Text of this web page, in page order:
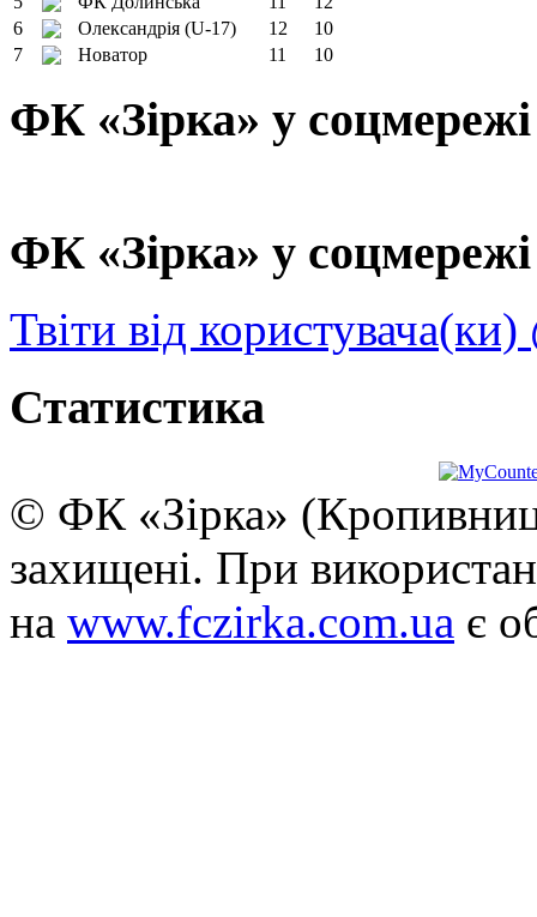
6
Олександрія (U-17) 12
10
7
Новатор 11 10
ФК «Зірка» у
ФК «Зірка» у
Твіти від
Статистика
© ФК «Зірка»
захищені. При
на www.fczirka.com.ua є